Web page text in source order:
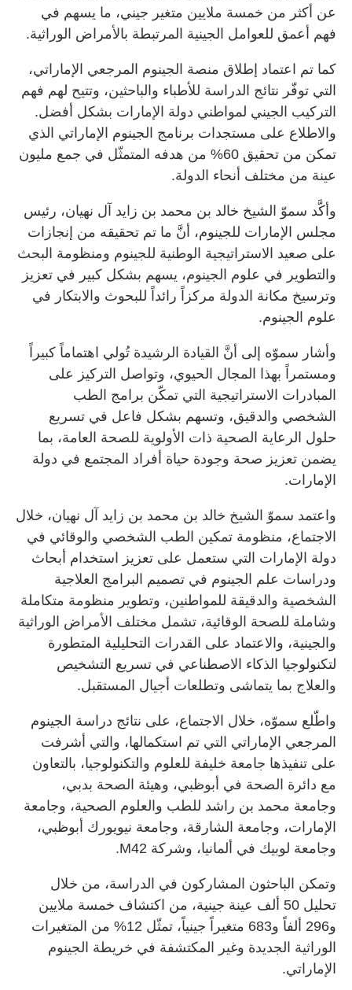
عن أكثر من خمسة ملايين متغير جيني، ما يسهم في
فهم أعمق للعوامل الجينية المرتبطة بالأمراض الوراثية.
كما تم اعتماد إطلاق منصة الجينوم المرجعي الإماراتي،
التي توفّر نتائج الدراسة للأطباء والباحثين، وتتيح لهم فهم
التركيب الجيني لمواطني دولة الإمارات بشكل أفضل.
والاطلاع على مستجدات برنامج الجينوم الإماراتي الذي
تمكن من تحقيق 60% من هدفه المتمثّل في جمع مليون
عينة من مختلف أنحاء الدولة.
وأكَّد سموّ الشيخ خالد بن محمد بن زايد آل نهيان، رئيس
مجلس الإمارات للجينوم، أنَّ ما تم تحقيقه من إنجازات
على صعيد الاستراتيجية الوطنية للجينوم ومنظومة البحث
والتطوير في علوم الجينوم، يسهم بشكل كبير في تعزيز
وترسيخ مكانة الدولة مركزاً رائداً للبحوث والابتكار في
علوم الجينوم.
وأشار سموّه إلى أنَّ القيادة الرشيدة تُولي اهتماماً كبيراً
ومستمراً بهذا المجال الحيوي، وتواصل التركيز على
المبادرات الاستراتيجية التي تمكّن برامج الطب
الشخصي والدقيق، وتسهم بشكل فاعل في تسريع
حلول الرعاية الصحية ذات الأولوية للصحة العامة، بما
يضمن تعزيز صحة وجودة حياة أفراد المجتمع في دولة
الإمارات.
واعتمد سموّ الشيخ خالد بن محمد بن زايد آل نهيان، خلال
الاجتماع، منظومة تمكين الطب الشخصي والوقائي في
دولة الإمارات التي ستعمل على تعزيز استخدام أبحاث
ودراسات علم الجينوم في تصميم البرامج العلاجية
الشخصية والدقيقة للمواطنين، وتطوير منظومة متكاملة
وشاملة للصحة الوقائية، تشمل مختلف الأمراض الوراثية
والجينية، والاعتماد على القدرات التحليلية المتطورة
لتكنولوجيا الذكاء الاصطناعي في تسريع التشخيص
والعلاج بما يتماشى وتطلعات أجيال المستقبل.
واطّلع سموّه، خلال الاجتماع، على نتائج دراسة الجينوم
المرجعي الإماراتي التي تم استكمالها، والتي أشرفت
على تنفيذها جامعة خليفة للعلوم والتكنولوجيا، بالتعاون
مع دائرة الصحة في أبوظبي، وهيئة الصحة بدبي،
وجامعة محمد بن راشد للطب والعلوم الصحية، وجامعة
الإمارات، وجامعة الشارقة، وجامعة نيويورك أبوظبي،
وجامعة لوبيك في ألمانيا، وشركة M42.
وتمكن الباحثون المشاركون في الدراسة، من خلال
تحليل 50 ألف عينة جينية، من اكتشاف خمسة ملايين
و296 ألفاً و683 متغيراً جينياً، تمثّل 12% من المتغيرات
الوراثية الجديدة وغير المكتشفة في خريطة الجينوم
الإماراتي.